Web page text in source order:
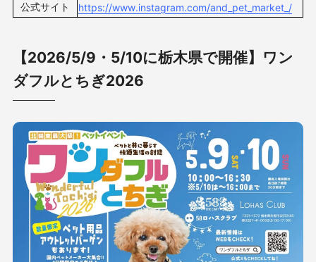
公式サイト
https://www.instagram.com/and_pet_market_/
【2026/5/9・5/10に栃木県で開催】ワン
ダフルとちぎ2026